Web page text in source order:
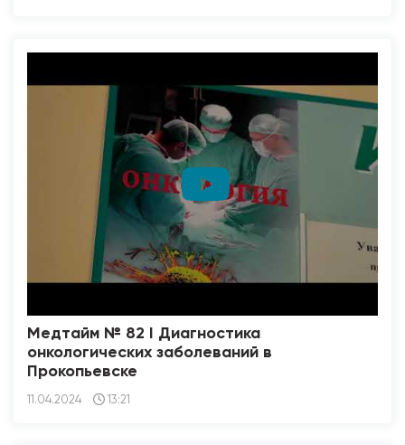
Медтайм № 82 I Диагностика
онкологических заболеваний в
Прокопьевске
11.04.2024 13:21